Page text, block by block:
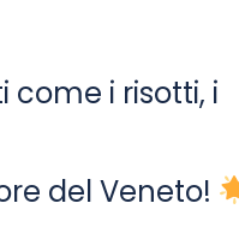
come i risotti, i
del Veneto!